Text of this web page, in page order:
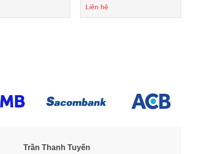
125V, 18 AWG, Màu đen
Liên hệ
Trần Thanh Tuyến